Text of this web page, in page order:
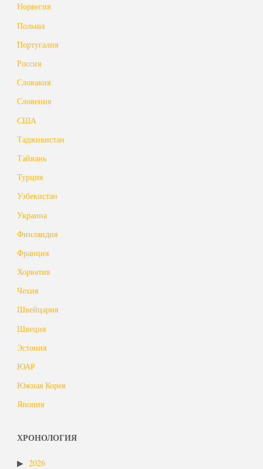
Норвегия
Польша
Португалия
Россия
Словакия
Словения
США
Таджикистан
Тайвань
Турция
Узбекистан
Украина
Финляндия
Франция
Хорватия
Чехия
Швейцария
Швеция
Эстония
ЮАР
Южная Корея
Япония
ХРОНОЛОГИЯ
2026